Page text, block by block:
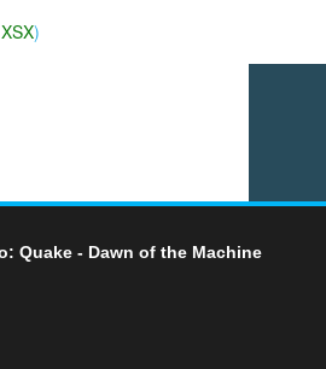
XSX)
Quake - Dawn of the Machine